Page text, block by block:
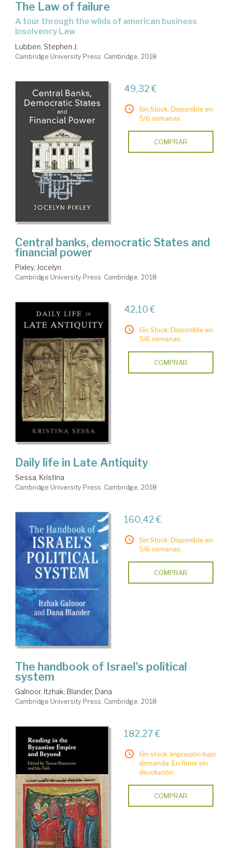
The Law of failure
a tour through the wilds of american business
insolvency Law
Lubben, Stephen J.
Cambridge University Press. Cambridge, 2018
49,32 €
Sin Stock. Disponible en
5/6 semanas.
COMPRAR
Central banks, democratic States and
financial power
Pixley, Jocelyn
Cambridge University Press. Cambridge, 2018
42,10 €
Sin Stock. Disponible en
5/6 semanas.
COMPRAR
Daily life in Late Antiquity
Sessa, Kristina
Cambridge University Press. Cambridge, 2018
160,42 €
Sin Stock. Disponible en
5/6 semanas.
COMPRAR
The handbook of Israel's political
system
Galnoor, Itzhak; Blander, Dana
Cambridge University Press. Cambridge, 2018
182,27 €
Sin stock. Impresión bajo
demanda. En firme sin
devolución
COMPRAR